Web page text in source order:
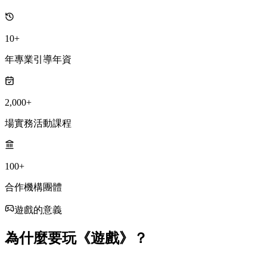
10+
年專業引導年資
2,000+
場實務活動課程
100+
合作機構團體
遊戲的意義
為什麼要玩《遊戲》？